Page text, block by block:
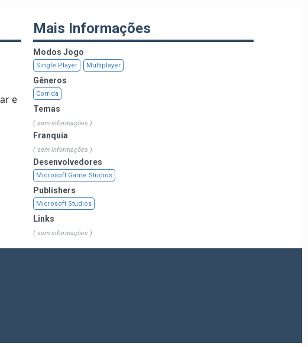
e
Mais Informações
Modos Jogo
Single Player Multiplayer
Gêneros
Corrida
Temas
( sem informações )
Franquia
( sem informações )
Desenvolvedores
Microsoft Game Studios
Publishers
Microsoft Studios
Links
( sem informações )